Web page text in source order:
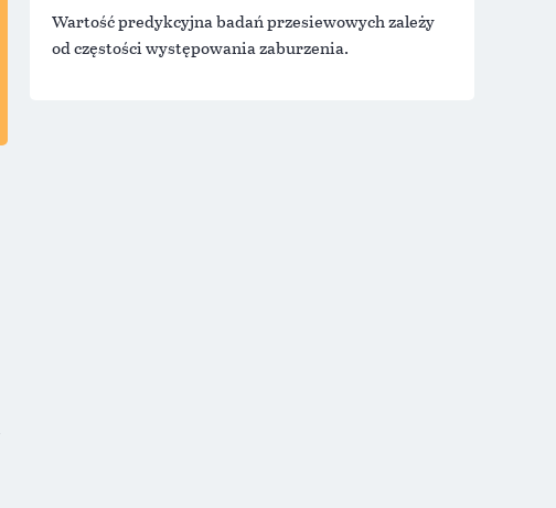
Wartość predykcyjna badań przesiewowych zależy
od częstości występowania zaburzenia.